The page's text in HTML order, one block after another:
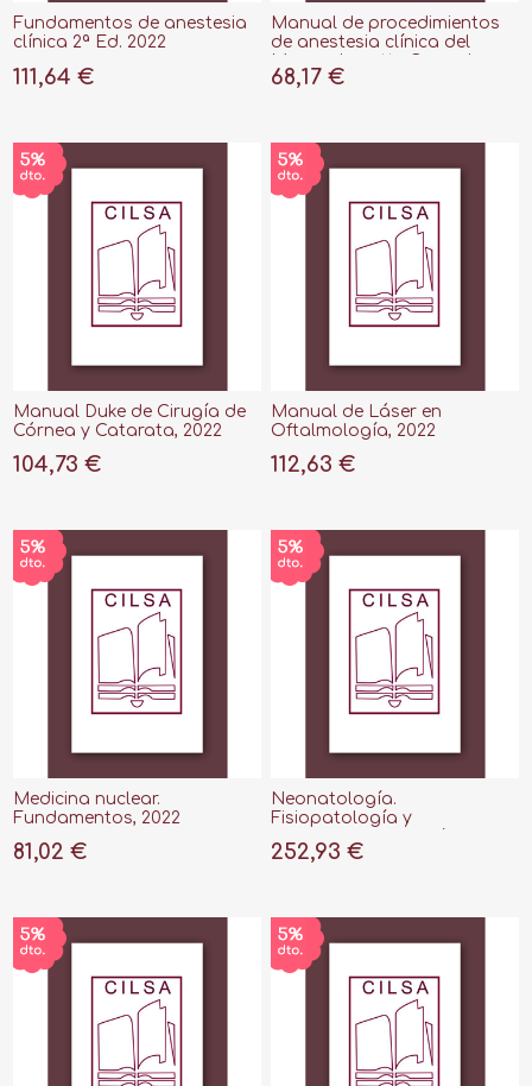
Fundamentos de anestesia
clínica 2ª Ed. 2022
111,64 €
Manual de procedimientos
de anestesia clínica del
Hospital, 10ª ed, 2022
68,17 €
Manual Duke de Cirugía de
Córnea y Catarata, 2022
104,73 €
Manual de Láser en
Oftalmología, 2022
112,63 €
Medicina nuclear.
Fundamentos, 2022
81,02 €
Neonatología.
Fisiopatología y
nacido, 8ª ed, 2022
252,93 €